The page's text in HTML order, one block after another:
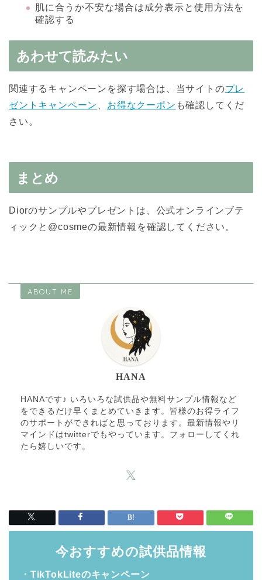
肌に合うか不安な場合は成分表示と使用方法を
確認する
あわせて読みたい
関連するキャンペーンを探す場合は、当サイトのプレ
ゼントキャンペーン
お得なクーポン も確認してくだ
さい。
まとめ
Diorのサンプルやプレゼントは、公式オンラインブテ
ィックと@cosmeの最新情報を確認してください。
ABOUT ME
HANA
HANAです♪ いろいろな試供品や無料サンプル情報など
をできるだけ早くまとめていきます。皆様のお得ライフ
のサポートができればと思っております。最新情報やリ
マインドはtwitterでもやっています。フォローしてくれ
たら嬉しいです。
今おすすめの試供品情報
・TikTokLiteのキャンペーン